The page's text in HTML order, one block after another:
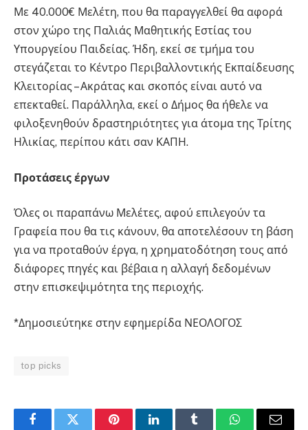
Με 40.000€ Μελέτη, που θα παραγγελθεί θα αφορά
στον χώρο της Παλιάς Μαθητικής Εστίας του
Υπουργείου Παιδείας. Ήδη, εκεί σε τμήμα του
στεγάζεται το Κέντρο Περιβαλλοντικής Εκπαίδευσης
Κλειτορίας – Ακράτας και σκοπός είναι αυτό να
επεκταθεί. Παράλληλα, εκεί ο Δήμος θα ήθελε να
φιλοξενηθούν δραστηριότητες για άτομα της Τρίτης
Ηλικίας, περίπου κάτι σαν ΚΑΠΗ.
Προτάσεις έργων
Όλες οι παραπάνω Μελέτες, αφού επιλεγούν τα
Γραφεία που θα τις κάνουν, θα αποτελέσουν τη βάση
για να προταθούν έργα, η χρηματοδότηση τους από
διάφορες πηγές και βέβαια η αλλαγή δεδομένων
στην επισκεψιμότητα της περιοχής.
*Δημοσιεύτηκε στην εφημερίδα ΝΕΟΛΟΓΟΣ
top picks